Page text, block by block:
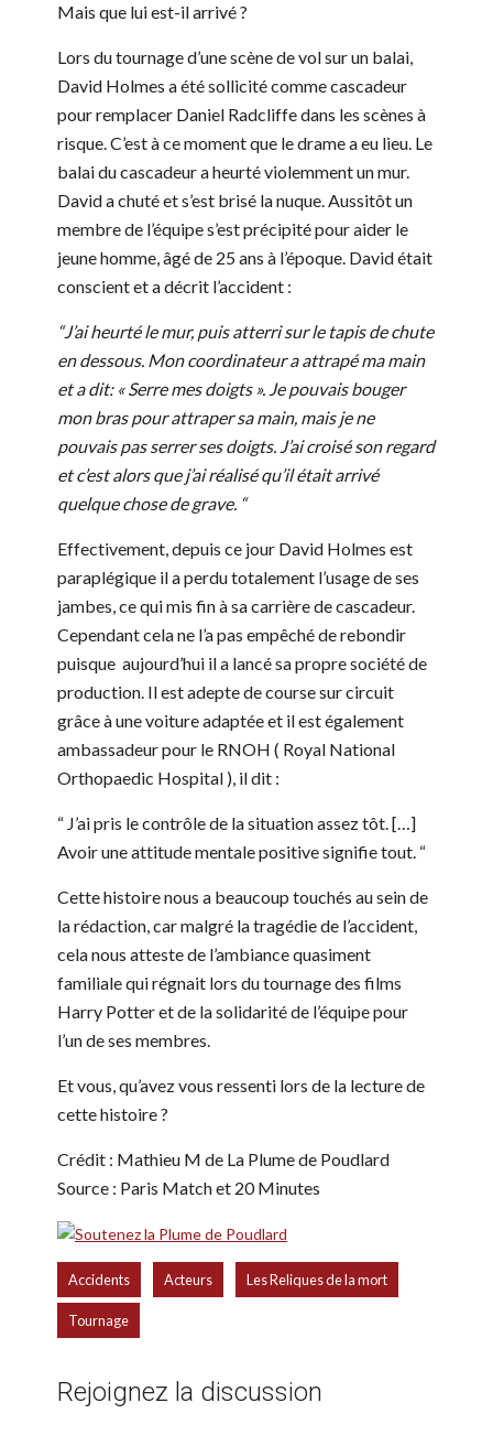
Mais que lui est-il arrivé ?
Lors du tournage d’une scène de vol sur un balai,
David Holmes a été sollicité comme cascadeur
pour remplacer Daniel Radcliffe dans les scènes à
risque. C’est à ce moment que le drame a eu lieu. Le
balai du cascadeur a heurté violemment un mur.
David a chuté et s’est brisé la nuque. Aussitôt un
membre de l’équipe s’est précipité pour aider le
jeune homme, âgé de 25 ans à l’époque. David était
conscient et a décrit l’accident :
“J’ai heurté le mur, puis atterri sur le tapis de chute
en dessous. Mon coordinateur a attrapé ma main
et a dit: « Serre mes doigts ». Je pouvais bouger
mon bras pour attraper sa main, mais je ne
pouvais pas serrer ses doigts. J’ai croisé son regard
et c’est alors que j’ai réalisé qu’il était arrivé
quelque chose de grave. “
Effectivement, depuis ce jour David Holmes est
paraplégique il a perdu totalement l’usage de ses
jambes, ce qui mis fin à sa carrière de cascadeur.
Cependant cela ne l’a pas empêché de rebondir
puisque aujourd’hui il a lancé sa propre société de
production. Il est adepte de course sur circuit
grâce à une voiture adaptée et il est également
ambassadeur pour le RNOH ( Royal National
Orthopaedic Hospital ), il dit :
“ J’ai pris le contrôle de la situation assez tôt. […]
Avoir une attitude mentale positive signifie tout. “
Cette histoire nous a beaucoup touchés au sein de
la rédaction, car malgré la tragédie de l’accident,
cela nous atteste de l’ambiance quasiment
familiale qui régnait lors du tournage des films
Harry Potter et de la solidarité de l’équipe pour
l’un de ses membres.
Et vous, qu’avez vous ressenti lors de la lecture de
cette histoire ?
Crédit : Mathieu M de La Plume de Poudlard
Source : Paris Match et 20 Minutes
Accidents Acteurs Les Reliques de la mort
Tournage
Rejoignez la discussion